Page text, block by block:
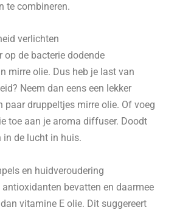
te combineren.
verlichten
op de bacterie dodende
mirre olie. Dus heb je last van
Neem dan eens een lekker
paar druppeltjes mirre olie. Of voeg
toe aan je aroma diffuser. Doodt
in de lucht in huis.
en huidveroudering
antioxidanten bevatten en daarmee
vitamine E olie. Dit suggereert